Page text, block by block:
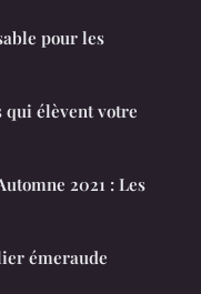
pour les
qui élèvent votre
2021 : Les
émeraude